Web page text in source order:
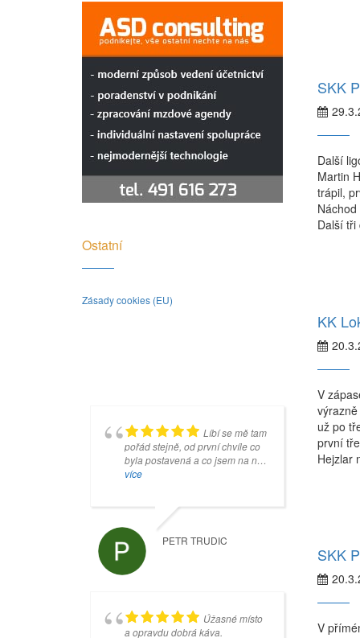
SKK
Další
Martin
trápil,
Další tři
KK
V
už po
první
Hejzlar
SKK
V
Ostatní
Zásady cookies (EU)
Líbí se mě tam
pořád stejně, od první chvíle co
byla postavená a co jsem na ní
začal hrát. Je to taková jedna
rád chodím.
více
PETR TRUDIC
Úžasné místo
a opravdu dobrá káva.
Je to super
místo, ale jakmile se koulí
dotknete šedivé desky, tak pan
Mankovecký (správce) na vás
srandu celý další týden.
více
VEVRIS96 OK
Příjemné
prostředí. Hospůdka s dobrými